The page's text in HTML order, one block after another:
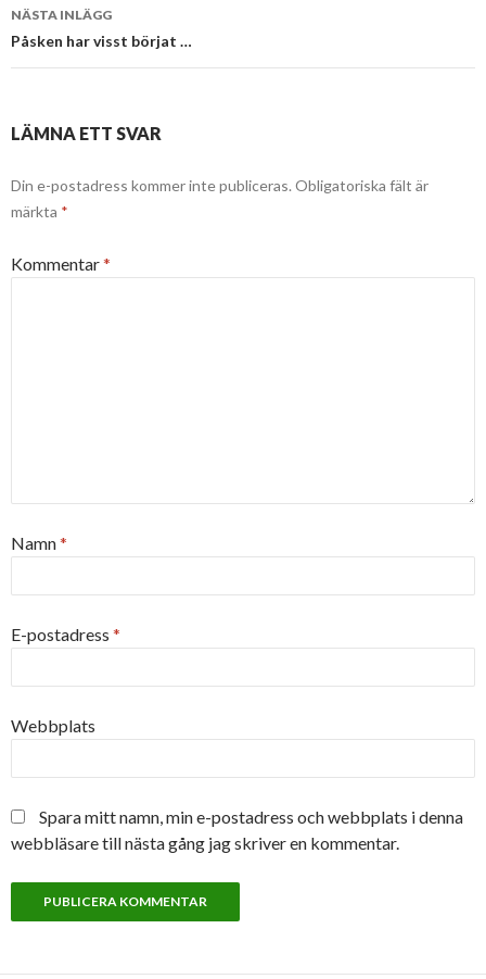
NÄSTA INLÄGG
Påsken har visst börjat …
LÄMNA ETT SVAR
Din e-postadress kommer inte publiceras. Obligatoriska fält är
märkta *
Kommentar*
Namn*
E-postadress *
Webbplats
Spara mitt namn, min e-postadress och webbplats i denna
webbläsare till nästa gång jag skriver en kommentar.